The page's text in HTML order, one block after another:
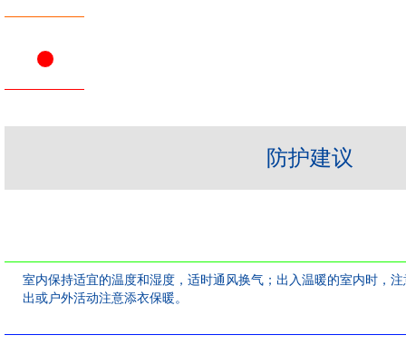
防护建议
室内保持适宜的温度和湿度，适时通风换气；出入温暖的室内时，
出或户外活动注意添衣保暖。